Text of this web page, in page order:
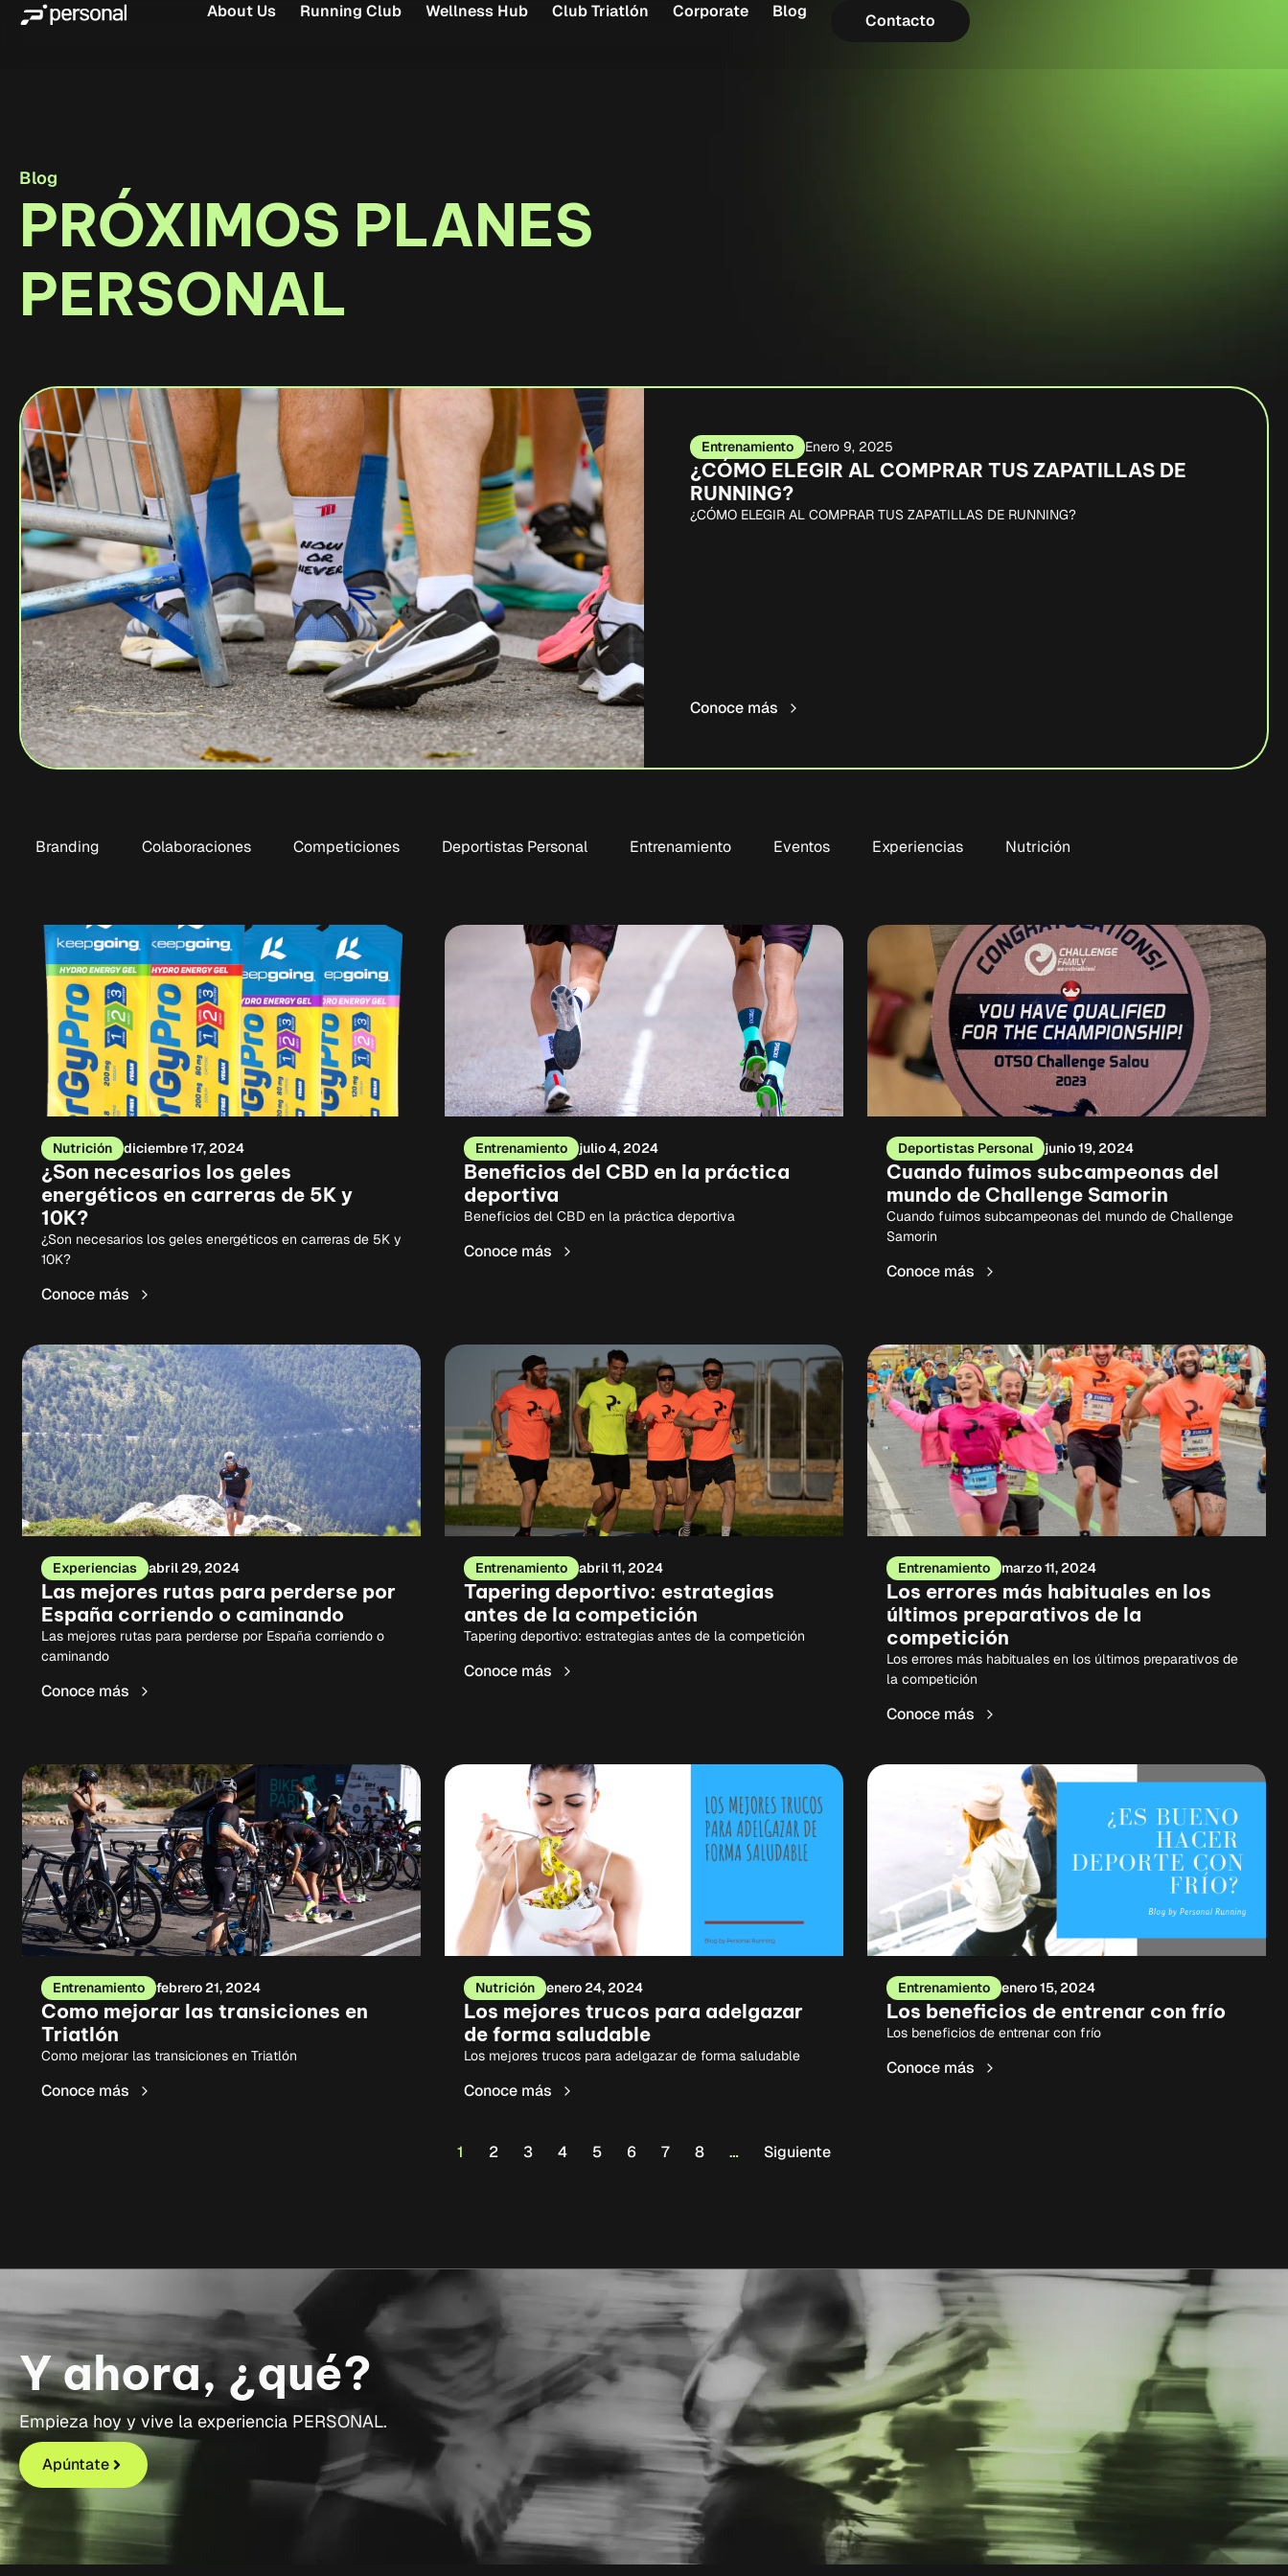
About Us Running Club Wellness Hub Club Triatlón Corporate Blog Contacto
Blog
PRÓXIMOS PLANES
PERSONAL
Entrenamiento Enero 9, 2025
¿CÓMO ELEGIR AL COMPRAR TUS ZAPATILLAS DE
RUNNING?
¿CÓMO ELEGIR AL COMPRAR TUS ZAPATILLAS DE RUNNING?
Conoce más
Branding Colaboraciones Competiciones Deportistas Personal Entrenamiento Eventos Experiencias Nutrición
Nutrición diciembre 17, 2024
¿Son necesarios los geles
energéticos en carreras de 5K y
10K?
¿Son necesarios los geles energéticos en carreras de 5K y
10K?
Conoce más
Entrenamiento julio 4, 2024
Beneficios del CBD en la práctica
deportiva
Beneficios del CBD en la práctica deportiva
Conoce más
Deportistas Personal junio 19, 2024
Cuando fuimos subcampeonas del
mundo de Challenge Samorin
Cuando fuimos subcampeonas del mundo de Challenge
Samorin
Conoce más
Experiencias abril 29, 2024
Las mejores rutas para perderse por
España corriendo o caminando
Las mejores rutas para perderse por España corriendo o
caminando
Conoce más
Entrenamiento abril 11, 2024
Tapering deportivo: estrategias
antes de la competición
Tapering deportivo: estrategias antes de la competición
Conoce más
Entrenamiento marzo 11, 2024
Los errores más habituales en los
últimos preparativos de la
competición
Los errores más habituales en los últimos preparativos de
la competición
Conoce más
Entrenamiento febrero 21, 2024
Como mejorar las transiciones en
Triatlón
Como mejorar las transiciones en Triatlón
Conoce más
Nutrición enero 24, 2024
Los mejores trucos para adelgazar
de forma saludable
Los mejores trucos para adelgazar de forma saludable
Conoce más
Entrenamiento enero 15, 2024
Los beneficios de entrenar con frío
Los beneficios de entrenar con frío
Conoce más
1 2 3 4 5 6 7 8 … Siguiente
Y ahora, ¿qué?
Empieza hoy y vive la experiencia PERSONAL.
Apúntate